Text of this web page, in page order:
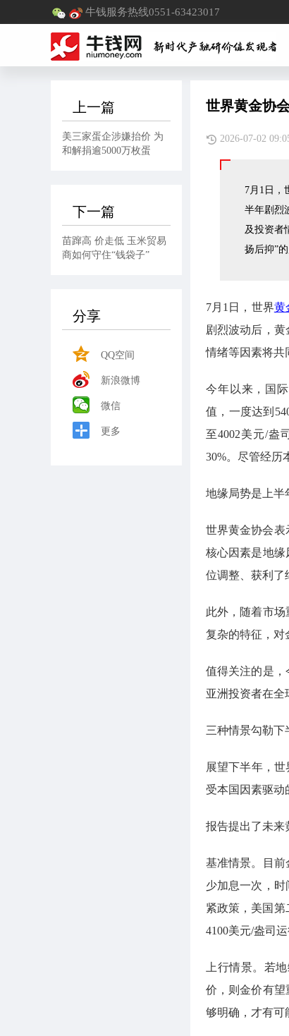
牛钱服务热线0551-63423017
上一篇
美三家蛋企涉嫌抬价 为
和解捐逾5000万枚蛋
下一篇
苗蹿高 价走低 玉米贸易
商如何守住“钱袋子”
分享
QQ空间
新浪微博
微信
更多
世界黄金协
2026-07-02
7月1日，
半年剧烈
及投资者
扬后抑”
7月1日，世界黄
剧烈波动后，
情绪等因素将共
今年以来，国
值，一度达到
至4002美元/盎
30%。尽管经历
地缘局势是上半
世界黄金协会表
核心因素是地缘
位调整、获利了
此外，随着市
复杂的特征，对
值得关注的是，
亚洲投资者在全
三种情景勾勒下
展望下半年，
受本国因素驱动
报告提出了未来
基准情景。目前
少加息一次，
紧政策，美国第
4100美元/盎司
上行情景。若
价，则金价有望
够明确，才有可